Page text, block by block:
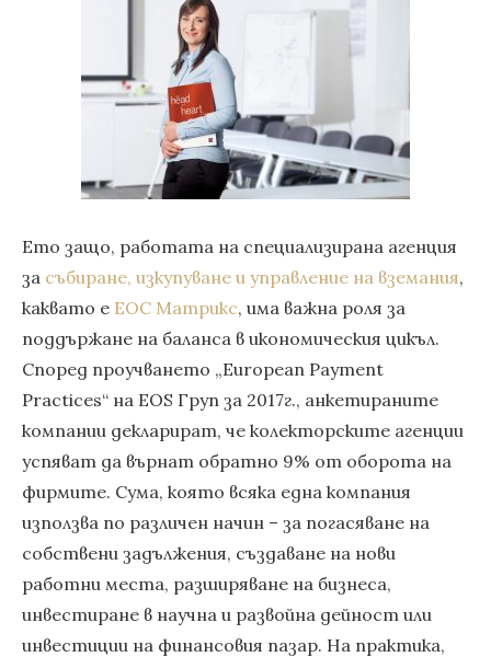
Ето защо, работата на специализирана агенция
за събиране, изкупуване и управление на вземания,
каквато е ЕОС Матрикс, има важна роля за
поддържане на баланса в икономическия цикъл.
Според проучването „European Payment
Practices“ на EOS Груп за 2017г., анкетираните
компании декларират, че колекторските агенции
успяват да върнат обратно 9% от оборота на
фирмите. Сума, която всяка една компания
използва по различен начин – за погасяване на
собствени задължения, създаване на нови
работни места, разширяване на бизнеса,
инвестиране в научна и развойна дейност или
инвестиции на финансовия пазар. На практика,